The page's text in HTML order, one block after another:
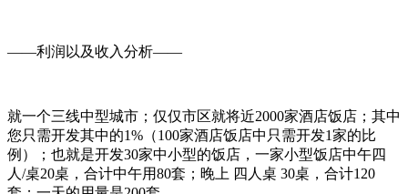
——利润以及收入分析——
就一个三线中型城市；仅仅市区就将近2000家酒店饭店；其中
您只需开发其中的1%（100家酒店饭店中只需开发1家的比
例）；也就是开发30家中小型的饭店，一家小型饭店中午四
人/桌20桌，合计中午用80套；晚上 四人桌 30桌，合计120